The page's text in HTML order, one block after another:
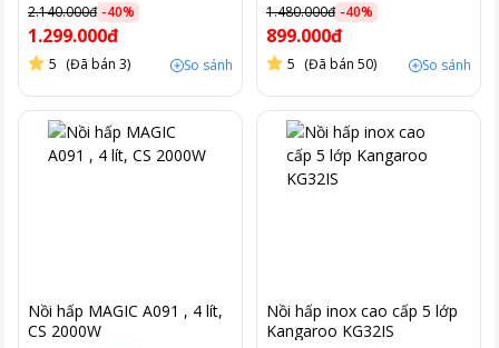
2.140.000đ -40%
1.299.000đ
5 (Đã bán 3) So sánh
1.480.000đ -40%
899.000đ
5 (Đã bán 50) So sánh
Nồi hấp MAGIC A091 , 4 lít,
CS 2000W
Nồi hấp inox cao cấp 5 lớp
Kangaroo KG32IS